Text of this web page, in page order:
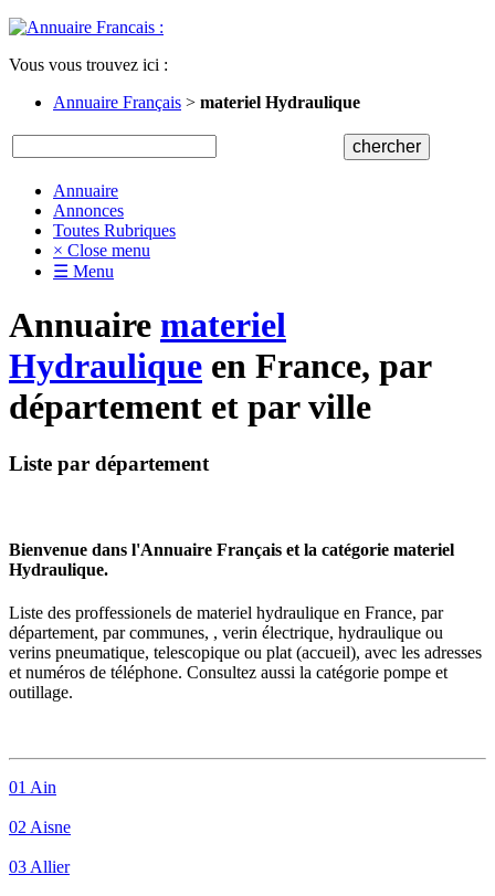
Vous vous trouvez ici :
Annuaire Français > materiel Hydraulique
Annuaire
Annonces
Toutes Rubriques
× Close menu
☰ Menu
Annuaire materiel
Hydraulique en France, par
département et par ville
Liste par département
Bienvenue dans l'Annuaire Français et la catégorie materiel
Hydraulique.
Liste des proffessionels de materiel hydraulique en France, par
département, par communes, , verin électrique, hydraulique ou
verins pneumatique, telescopique ou plat (accueil), avec les adresses
et numéros de téléphone. Consultez aussi la catégorie pompe et
outillage.
01 Ain
02 Aisne
03 Allier